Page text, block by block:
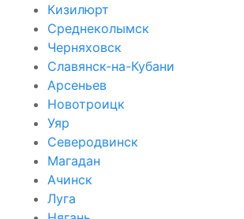
Кизилюрт
Среднеколымск
Черняховск
Славянск-на-Кубани
Арсеньев
Новотроицк
Уяр
Северодвинск
Магадан
Ачинск
Луга